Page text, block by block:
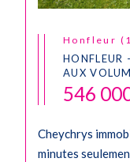
Honfleur
HONFLEUR
AUX
546
Cheychrys
minutes